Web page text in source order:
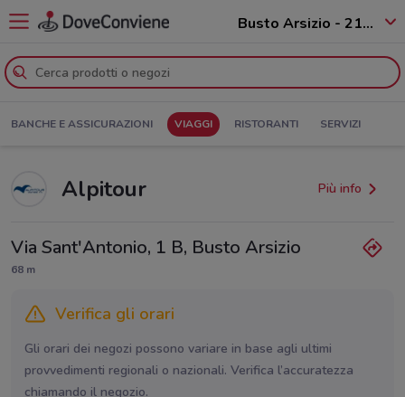
Busto Arsizio - 21052
BANCHE E ASSICURAZIONI VIAGGI RISTORANTI SERVIZI
Alpitour Più info
Via Sant'Antonio, 1 B, Busto Arsizio
68 m
Verifica gli orari
Gli orari dei negozi possono variare in base agli ultimi
provvedimenti regionali o nazionali. Verifica l’accuratezza
chiamando il negozio.